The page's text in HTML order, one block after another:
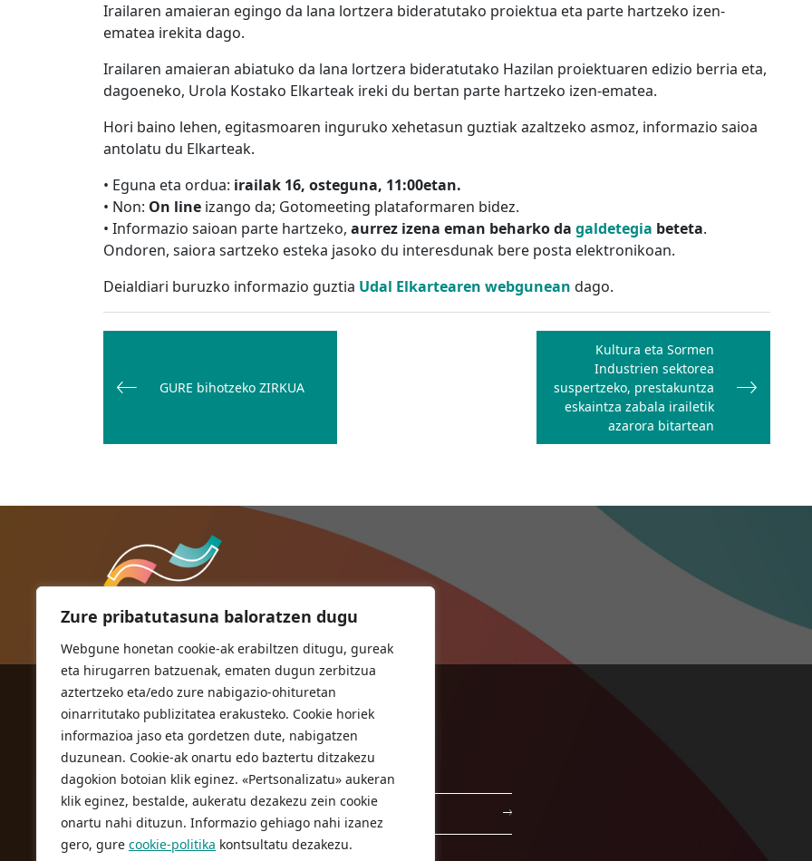
Zure pribatutasuna baloratzen dugu
Webgune honetan cookie-ak erabiltzen ditugu, gureak
eta hirugarren batzuenak, ematen dugun zerbitzua
aztertzeko eta/edo zure nabigazio-ohituretan
oinarritutako publizitatea erakusteko. Cookie horiek
informazioa jaso eta gordetzen dute, nabigatzen
duzunean. Cookie-ak onartu edo baztertu ditzakezu
dagokion botoian klik eginez. «Pertsonalizatu» aukeran
klik eginez, bestalde, aukeratu dezakezu zein cookie
onartu nahi dituzun. Informazio gehiago nahi izanez
gero, gure cookie-politika kontsultatu dezakezu.
Irailaren amaieran egingo da lana lortzera bideratutako proiektua eta parte hartzeko izen-
ematea irekita dago.
Irailaren amaieran abiatuko da lana lortzera bideratutako Hazilan proiektuaren edizio berria eta,
dagoeneko, Urola Kostako Elkarteak ireki du bertan parte hartzeko izen-ematea.
Hori baino lehen, egitasmoaren inguruko xehetasun guztiak azaltzeko asmoz, informazio saioa
antolatu du Elkarteak.
• Eguna eta ordua: irailak 16, osteguna, 11:00etan.
• Non: On line izango da; Gotomeeting plataformaren bidez.
• Informazio saioan parte hartzeko, aurrez izena eman beharko da galdetegia beteta.
Ondoren, saiora sartzeko esteka jasoko du interesdunak bere posta elektronikoan.
Deialdiari buruzko informazio guztia Udal Elkartearen webgunean dago.
Bidalketetan
nabigatu
GURE bihotzeko ZIRKUA
Kultura eta Sormen
Industrien sektorea
suspertzeko, prestakuntza
eskaintza zabala irailetik
azarora bitartean
ORIOKO UDALA
Herriko plaza,1
20810 Orio (Gipuzkoa)
T. 943 83 03 46
bulegoak@orio.eus